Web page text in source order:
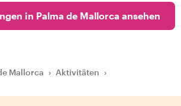
in Palma de Mallorca ansehen
Mallorca › Aktivitäten ›